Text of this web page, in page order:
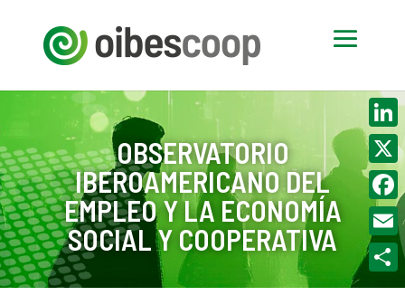
OBSERVATORIO
IBEROAMERICANO DEL
EMPLEO Y LA ECONOMÍA
SOCIAL Y COOPERATIVA
X
Email